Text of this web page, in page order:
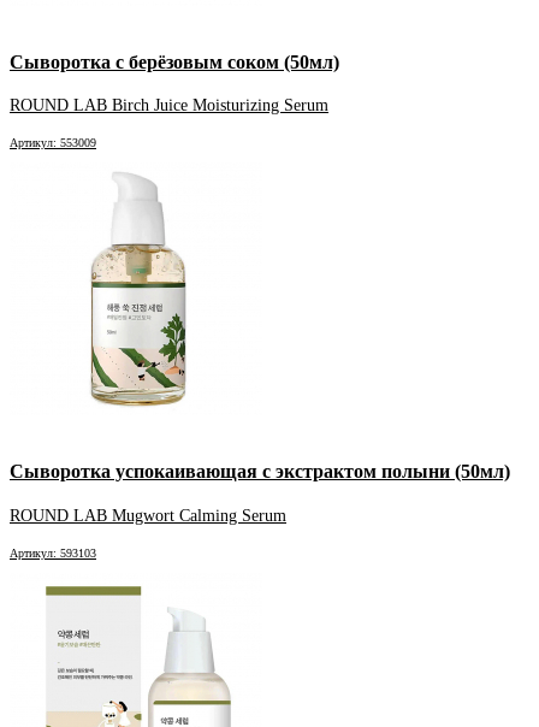
Сыворотка с берёзовым соком (50мл)
ROUND LAB Birch Juice Moisturizing Serum
Артикул: 553009
Сыворотка успокаивающая с экстрактом полыни (50мл)
ROUND LAB Mugwort Calming Serum
Артикул: 593103